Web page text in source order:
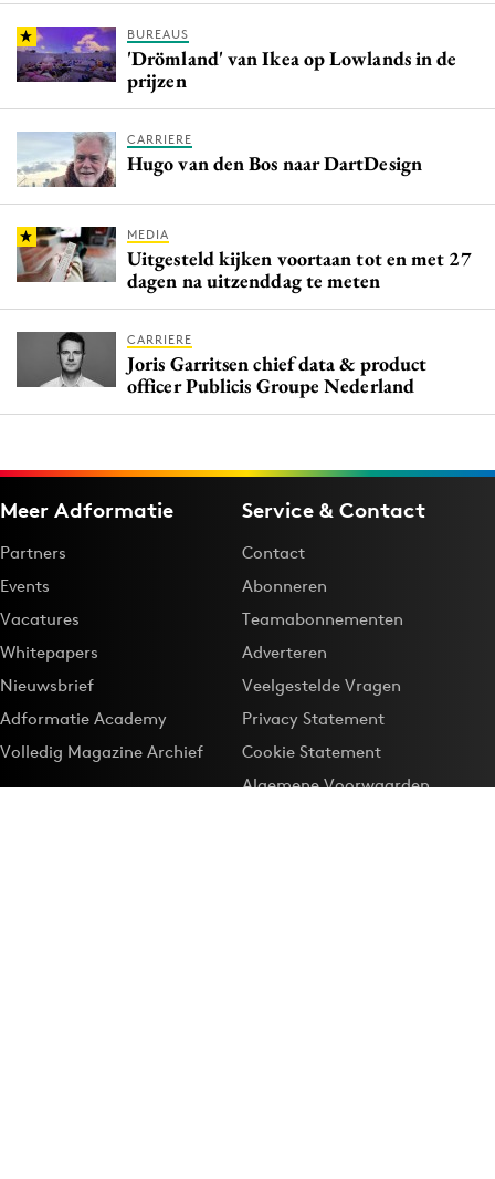
BUREAUS
'Drömland' van Ikea op Lowlands in de
prijzen
CARRIERE
Hugo van den Bos naar DartDesign
MEDIA
Uitgesteld kijken voortaan tot en met 27
dagen na uitzenddag te meten
CARRIERE
Joris Garritsen chief data & product
officer Publicis Groupe Nederland
Meer Adformatie
Partners
Events
Vacatures
Whitepapers
Nieuwsbrief
Adformatie Academy
Volledig Magazine Archief
Service & Contact
Contact
Abonneren
Teamabonnementen
Adverteren
Veelgestelde Vragen
Privacy Statement
Cookie Statement
Algemene Voorwaarden